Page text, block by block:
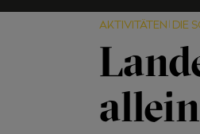
AKTIVITÄTEN DIE